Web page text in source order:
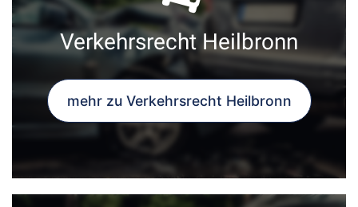
Verkehrsrecht Heilbronn
mehr zu Verkehrsrecht Heilbronn